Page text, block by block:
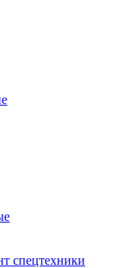
спецтехники